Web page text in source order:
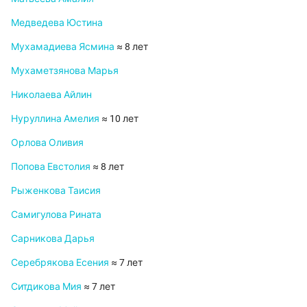
Медведева Юстина
Мухамадиева Ясмина ≈ 8 лет
Мухаметзянова Марья
Николаева Айлин
Нуруллина Амелия ≈ 10 лет
Орлова Оливия
Попова Евстолия ≈ 8 лет
Рыженкова Таисия
Самигулова Рината
Сарникова Дарья
Серебрякова Есения ≈ 7 лет
Ситдикова Мия ≈ 7 лет